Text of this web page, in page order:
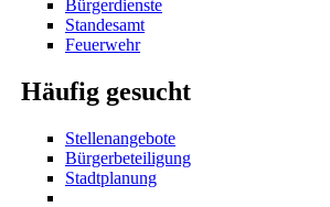
Bürgerdienste
Standesamt
Feuerwehr
Häufig gesucht
Stellenangebote
Bürgerbeteiligung
Stadtplanung